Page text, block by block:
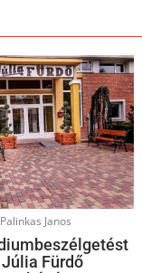
Palinkas Janos
Fürdő